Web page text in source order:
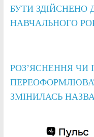
БУТИ ЗДІЙСНЕНО
НАВЧАЛЬНОГО
РОЗ’ЯСНЕННЯ ЧИ
ЗМІНИЛАСЬ